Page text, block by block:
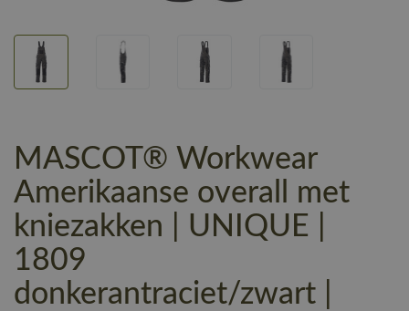
MASCOT® Workwear
Amerikaanse overall met
kniezakken | UNIQUE |
1809
donkerantraciet/zwart |